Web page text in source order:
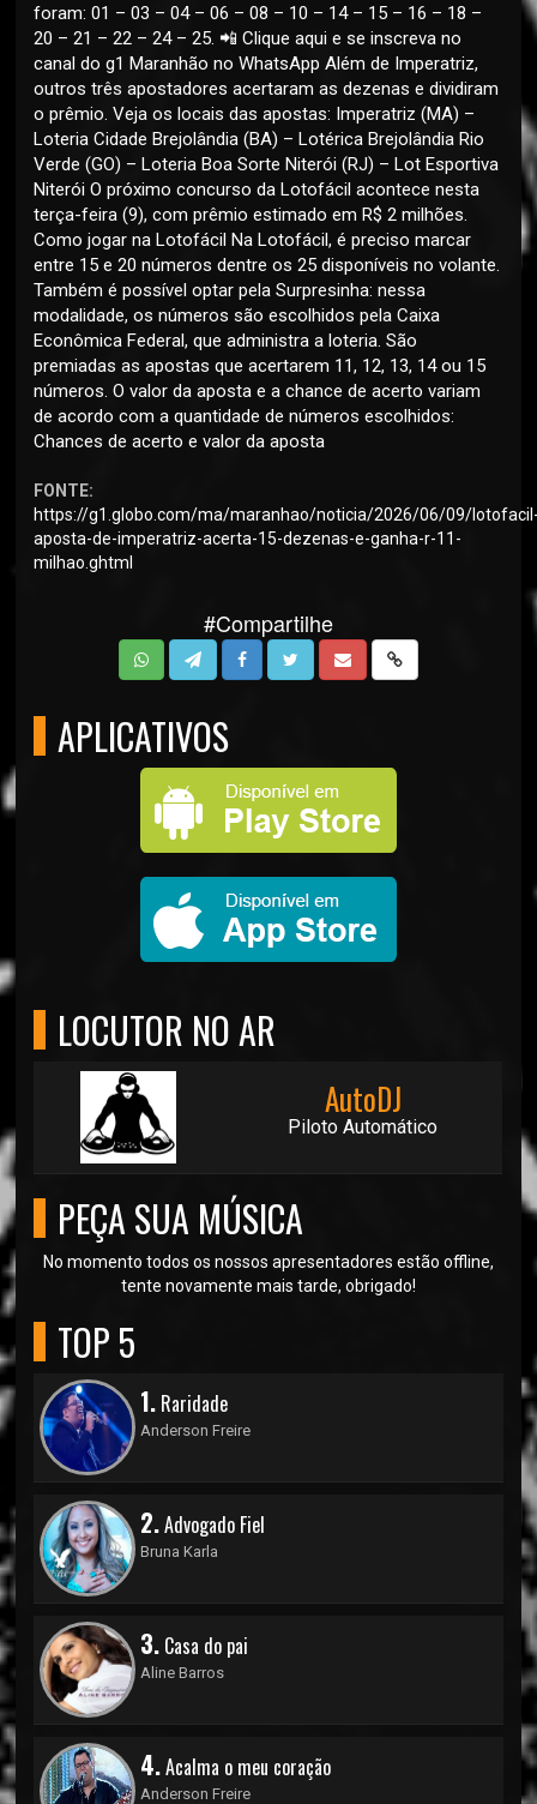
foram: 01 – 03 – 04 – 06 – 08 – 10 – 14 – 15 – 16 – 18 –
20 – 21 – 22 – 24 – 25. 📲 Clique aqui e se inscreva no
canal do g1 Maranhão no WhatsApp Além de Imperatriz,
outros três apostadores acertaram as dezenas e dividiram
o prêmio. Veja os locais das apostas: Imperatriz (MA) –
Loteria Cidade Brejolândia (BA) – Lotérica Brejolândia Rio
Verde (GO) – Loteria Boa Sorte Niterói (RJ) – Lot Esportiva
Niterói O próximo concurso da Lotofácil acontece nesta
terça-feira (9), com prêmio estimado em R$ 2 milhões.
Como jogar na Lotofácil Na Lotofácil, é preciso marcar
entre 15 e 20 números dentre os 25 disponíveis no volante.
Também é possível optar pela Surpresinha: nessa
modalidade, os números são escolhidos pela Caixa
Econômica Federal, que administra a loteria. São
premiadas as apostas que acertarem 11, 12, 13, 14 ou 15
números. O valor da aposta e a chance de acerto variam
de acordo com a quantidade de números escolhidos:
Chances de acerto e valor da aposta
FONTE:
https://g1.globo.com/ma/maranhao/noticia/2026/06/09/
aposta-de-imperatriz-acerta-15-dezenas-e-ganha-r-11-
milhao.ghtml
#Compartilhe
APLICATIVOS
LOCUTOR NO AR
AutoDJ
Piloto Automático
PEÇA SUA MÚSICA
No momento todos os nossos apresentadores estão offline,
tente novamente mais tarde, obrigado!
TOP 5
1. Raridade
Anderson Freire
2.Advogado Fiel
Bruna Karla
3. Casa do pai
Aline Barros
4.Acalma o meu coração
Anderson Freire